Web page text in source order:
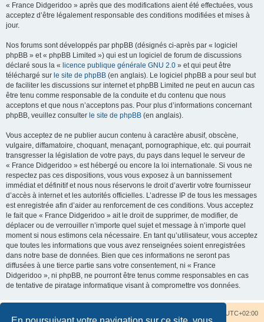
« France Didgeridoo » après que des modifications aient été effectuées, vous
acceptez d’être légalement responsable des conditions modifiées et mises à
jour.
Nos forums sont développés par phpBB (désignés ci-après par « logiciel
phpBB » et « phpBB Limited ») qui est un logiciel de forum de discussions
déclaré sous la « licence publique générale GNU 2.0 » et qui peut être
téléchargé sur le site de phpBB (en anglais). Le logiciel phpBB a pour seul but
de faciliter les discussions sur internet et phpBB Limited ne peut en aucun cas
être tenu comme responsable de la conduite et du contenu que nous
acceptons et que nous n’acceptons pas. Pour plus d’informations concernant
phpBB, veuillez consulter le site de phpBB (en anglais).
Vous acceptez de ne publier aucun contenu à caractère abusif, obscène,
vulgaire, diffamatoire, choquant, menaçant, pornographique, etc. qui pourrait
transgresser la législation de votre pays, du pays dans lequel le serveur de
« France Didgeridoo » est hébergé ou encore la loi internationale. Si vous ne
respectez pas ces dispositions, vous vous exposez à un bannissement
immédiat et définitif et nous nous réservons le droit d’avertir votre fournisseur
d’accès à internet et les autorités officielles. L’adresse IP de tous les messages
est enregistrée afin d’aider au renforcement de ces conditions. Vous acceptez
le fait que « France Didgeridoo » ait le droit de supprimer, de modifier, de
déplacer ou de verrouiller n’importe quel sujet et message à n’importe quel
moment si nous estimons cela nécessaire. En tant qu’utilisateur, vous acceptez
que toutes les informations que vous avez renseignées soient enregistrées
dans notre base de données. Bien que ces informations ne seront pas
diffusées à une tierce partie sans votre consentement, ni « France
Didgeridoo », ni phpBB, ne pourront être tenus comme responsables en cas
de tentative de piratage informatique visant à compromettre vos données.
UTC+02:00